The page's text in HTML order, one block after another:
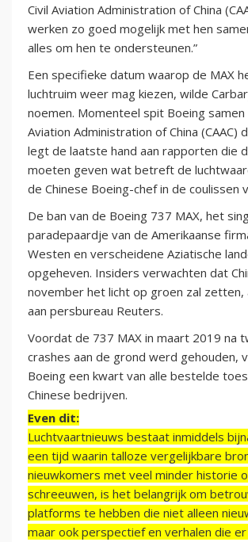
Civil Aviation Administration of China
werken zo goed mogelijk met hen
alles om hen te ondersteunen.”
Een specifieke datum waarop de MAX
luchtruim weer mag kiezen, wilde
noemen. Momenteel spit Boeing samen
Aviation Administration of China (CAAC)
legt de laatste hand aan rapporten die
moeten geven wat betreft de
de Chinese Boeing-chef in de coulissen
De ban van de Boeing 737 MAX, het
paradepaardje van de Amerikaanse
Westen en verscheidene Aziatische
opgeheven. Insiders verwachten dat
november het licht op groen zal zetten,
aan persbureau Reuters.
Voordat de 737 MAX in maart 2019 na
crashes aan de grond werd gehouden,
Boeing een kwart van alle bestelde
Chinese bedrijven.
Even dit:
Luchtvaartnieuws bestaat inmiddels
een tijd waarin talloze vergelijkbare
nieuwkomers met veel minder historie
schreeuwen, is het belangrijk om
platforms te hebben die niet alleen
maar ook perspectief en verhalen die